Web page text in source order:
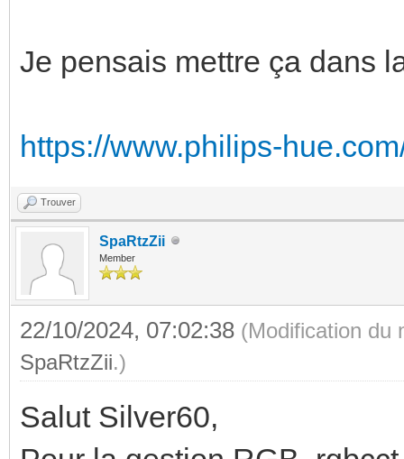
Je pensais mettre ça dans
https://www.philips-
Trouver
SpaRtzZii
Member
22/10/2024, 07:02:38 (Modification du
SpaRtzZii.)
Salut Silver60,